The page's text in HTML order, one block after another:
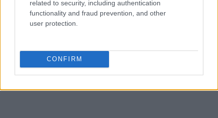
related to security, including authentication
functionality and fraud prevention, and other
user protection.
CONFIRM
[mc4wp_form id="496"]